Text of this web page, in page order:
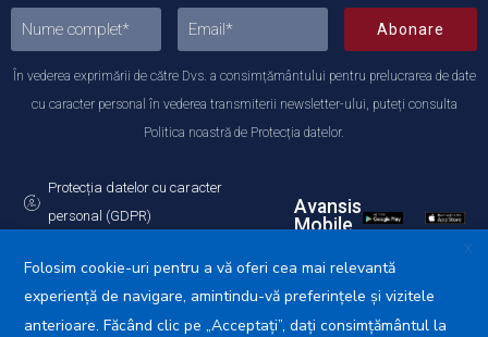
Abonare
În vederea exprimării de către Dvs. a consimțământului pentru prelucrarea de date
cu caracter personal în vederea transmiterii newsletter-ului, puteți consulta
Politica noastră de Protecția datelor.
Protecția datelor cu caracter
personal (GDPR)
Avansis
Mobile
X
Folosim cookie-uri pentru a vă oferi cea mai relevantă
experiență de navigare, amintindu-vă preferințele și vizitele
anterioare. Făcând clic pe „Acceptați”, dați consimțământul la